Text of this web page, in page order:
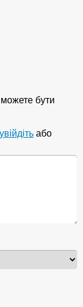
бути
увійдіть або